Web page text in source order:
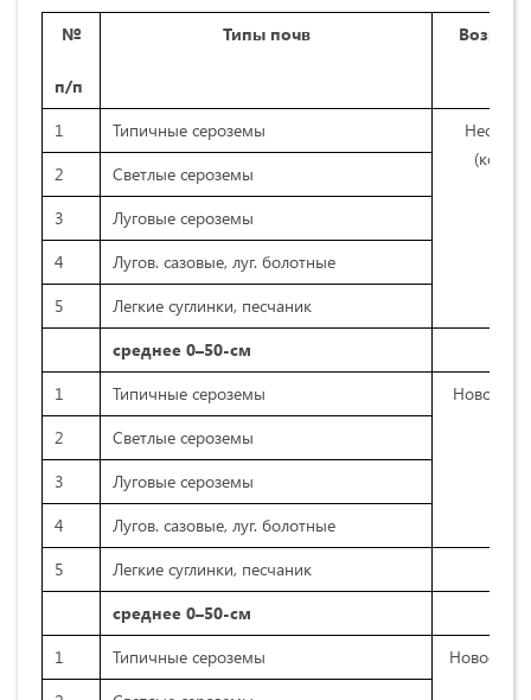
№
п/п
Типы почв Возраст
1 Типичные сероземы
2
Светлые сероземы
3
Луговые сероземы
4
Лугов. сазовые, луг. болотные
5
Легкие суглинки, песчаник
среднее 0–50-см
1
Типичные сероземы
2
Светлые сероземы
3
Луговые сероземы
4
Лугов. сазовые, луг. болотные
5
Легкие суглинки, песчаник
среднее 0–50-см
1
Типичные сероземы